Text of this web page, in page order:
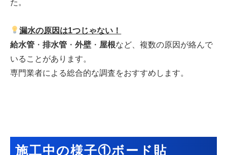
た。
漏水の原因は1つじゃない！
給水管 ・ 排水管 ・ 外壁 ・ 屋根など、複数の原因が絡んで
いることがあります。
専門業者による総合的な調査をおすすめします。
施工中の様子①ボード貼